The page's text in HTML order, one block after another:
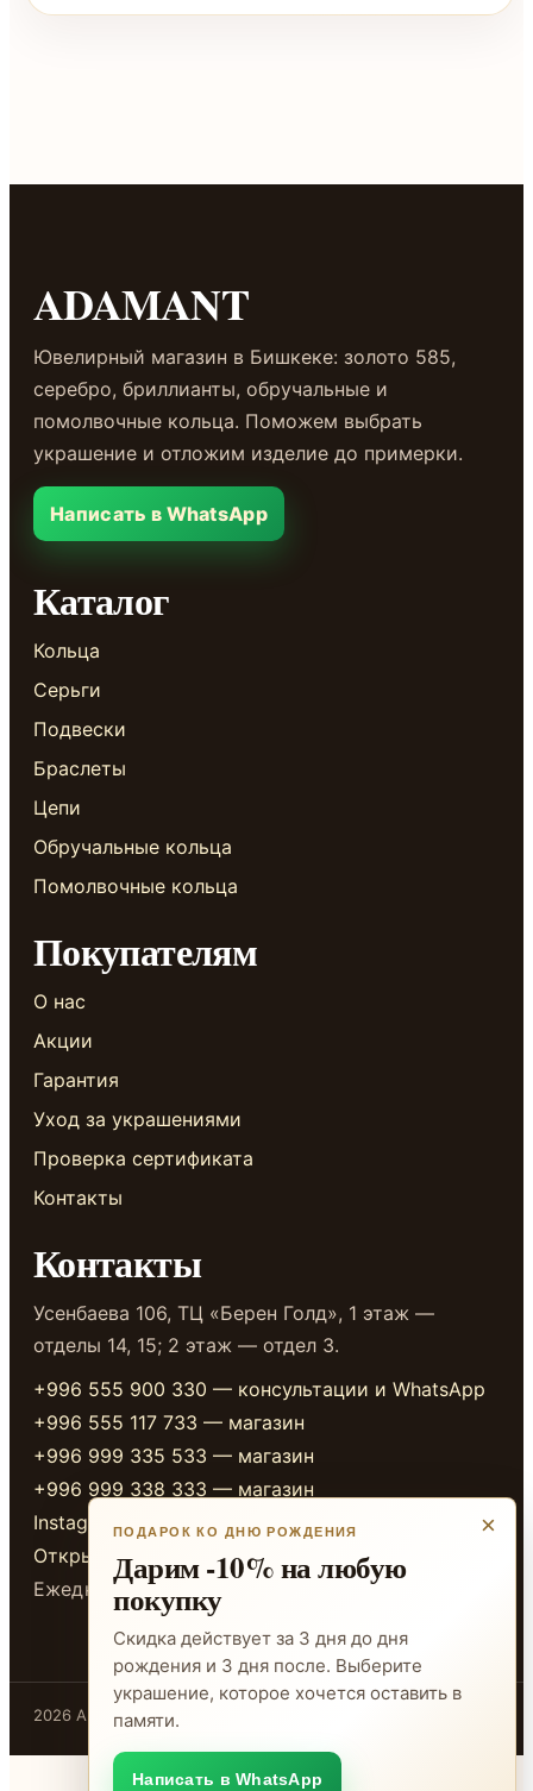
ADAMANT
Ювелирный магазин в Бишкеке: золото 585,
серебро, бриллианты, обручальные и
помолвочные кольца. Поможем выбрать
украшение и отложим изделие до примерки.
Написать в WhatsApp
Каталог
Кольца
Серьги
Подвески
Браслеты
Цепи
Обручальные кольца
Помолвочные кольца
Покупателям
О нас
Акции
Гарантия
Уход за украшениями
Проверка сертификата
Контакты
Контакты
Усенбаева 106, ТЦ «Берен Голд», 1 этаж —
отделы 14, 15; 2 этаж — отдел 3.
+996 555 900 330 — консультации и WhatsApp
+996 555 117 733 — магазин
+996 999 335 533 — магазин
+996 999 338 333 — магазин
Instagram
Открыть в 2GIS
Ежедневно 10:00-20:00
2026 ADAMANT · Бишкек
×
ПОДАРОК КО ДНЮ РОЖДЕНИЯ
Дарим -10% на любую
покупку
Скидка действует за 3 дня до дня
рождения и 3 дня после. Выберите
украшение, которое хочется оставить в
памяти.
Написать в WhatsApp